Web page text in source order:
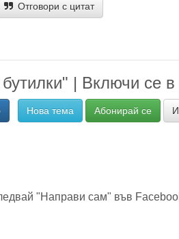
Отговори с цитат
| Включи се в
Нова тема Абонирай се
"Направи сам" във